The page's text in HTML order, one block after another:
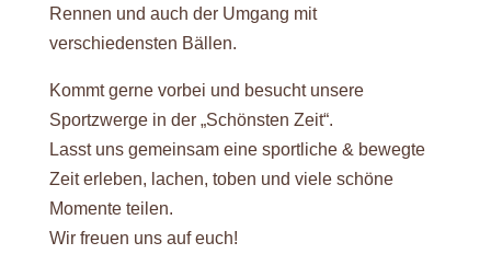
Rennen und auch der Umgang mit
verschiedensten Bällen.
Kommt gerne vorbei und besucht unsere
Sportzwerge in der „Schönsten Zeit“.
Lasst uns gemeinsam eine sportliche & bewegte
Zeit erleben, lachen, toben und viele schöne
Momente teilen.
Wir freuen uns auf euch!